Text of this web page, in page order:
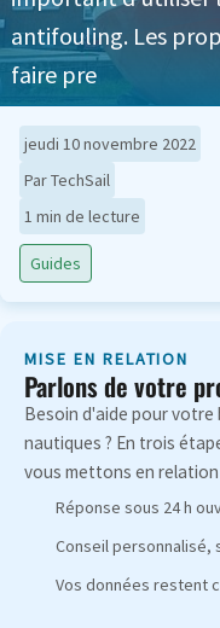
antifouling. Les
faire pre
jeudi 10 novembre 2022
Par TechSail
1 min de lecture
Guides
MISE EN RELATION
Parlons de votre
Besoin d'aide pour
nautiques ? En trois
vous mettons en
Réponse sous 24 h
Conseil personnalisé,
Vos données restent